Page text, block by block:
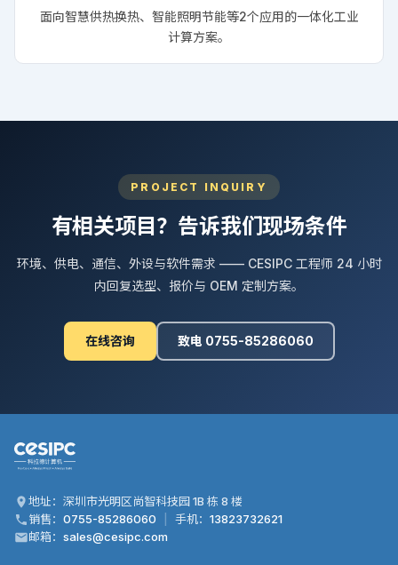
面向智慧供热换热、智能照明节能等2个应用的一体化工业
计算方案。
PROJECT INQUIRY
有相关项目？告诉我们现场条件
环境、供电、通信、外设与软件需求 —— CESIPC 工程师 24 小时
内回复选型、报价与 OEM 定制方案。
在线咨询 致电 0755-85286060
地址：深圳市光明区尚智科技园 1B 栋 8 楼
销售： 0755-85286060 手机： 13823732621
邮箱： sales@cesipc.com